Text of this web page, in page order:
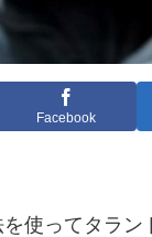
Facebook
使ってタラン